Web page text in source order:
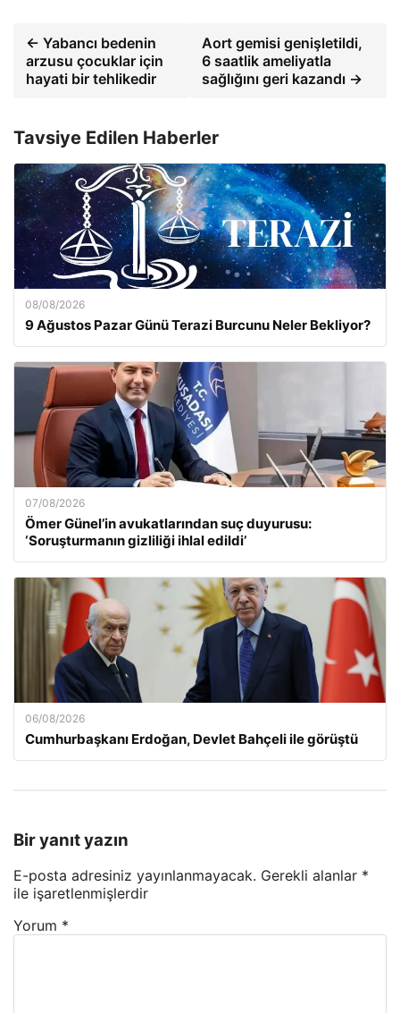
← Yabancı bedenin
arzusu çocuklar için
hayati bir tehlikedir
Aort gemisi genişletildi,
6 saatlik ameliyatla
sağlığını geri kazandı →
Tavsiye Edilen Haberler
08/08/2026
9 Ağustos Pazar Günü Terazi Burcunu Neler Bekliyor?
07/08/2026
Ömer Günel’in avukatlarından suç duyurusu:
‘Soruşturmanın gizliliği ihlal edildi’
06/08/2026
Cumhurbaşkanı Erdoğan, Devlet Bahçeli ile görüştü
Bir yanıt yazın
E-posta adresiniz yayınlanmayacak. Gerekli alanlar *
ile işaretlenmişlerdir
Yorum *